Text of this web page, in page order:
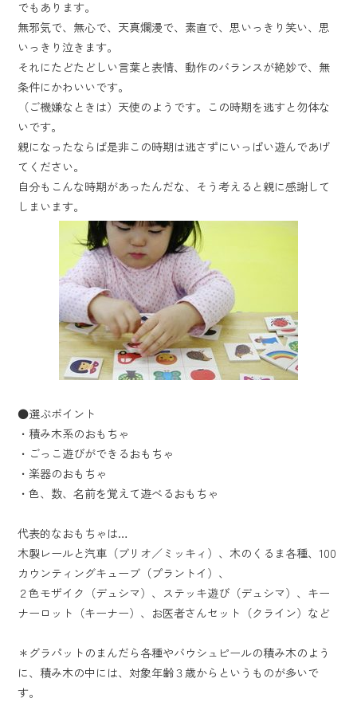
でもあります。
無邪気で、無心で、天真爛漫で、素直で、思いっきり笑い、思
いっきり泣きます。
それにたどたどしい言葉と表情、動作のバランスが絶妙で、無
条件にかわいいです。
（ご機嫌なときは）天使のようです。この時期を逃すと勿体な
いです。
親になったならば是非この時期は逃さずにいっぱい遊んであげ
てください。
自分もこんな時期があったんだな、そう考えると親に感謝して
しまいます。
●選ぶポイント
・積み木系のおもちゃ
・ごっこ遊びができるおもちゃ
・楽器のおもちゃ
・色、数、名前を覚えて遊べるおもちゃ
代表的なおもちゃは…
木製レールと汽車（ブリオ／ミッキィ）、木のくるま各種、100
カウンティングキューブ（プラントイ）、
２色モザイク（デュシマ）、ステッキ遊び（デュシマ）、キー
ナーロット（キーナー）、 お医者さんセット（クライン）など
＊グラパットのまんだら各種やバウシュピールの積み木のよう
に、積み木の中には、対象年齢３歳からというものが多いで
す。